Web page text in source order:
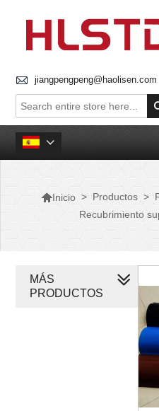
 jiangpengpeng@haolisen.com

Inicio > Productos >
Recubrimiento
MÁS
PRODUCTOS